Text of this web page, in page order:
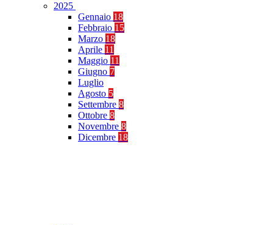
2025
Gennaio 18
Febbraio 15
Marzo 18
Aprile 11
Maggio 11
Giugno 7
Luglio
Agosto 5
Settembre 8
Ottobre 8
Novembre 8
Dicembre 18